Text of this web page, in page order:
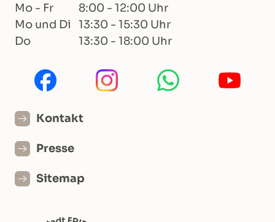
Mo - Fr
8:00 - 12:00 Uhr
Mo und Di
13:30 - 15:30 Uhr
Do
13:30 - 18:00 Uhr
Kontakt
Presse
Sitemap